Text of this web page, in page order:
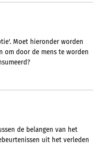
Moet hieronder worden
om door de mens te worden
de belangen van het
uit het verleden